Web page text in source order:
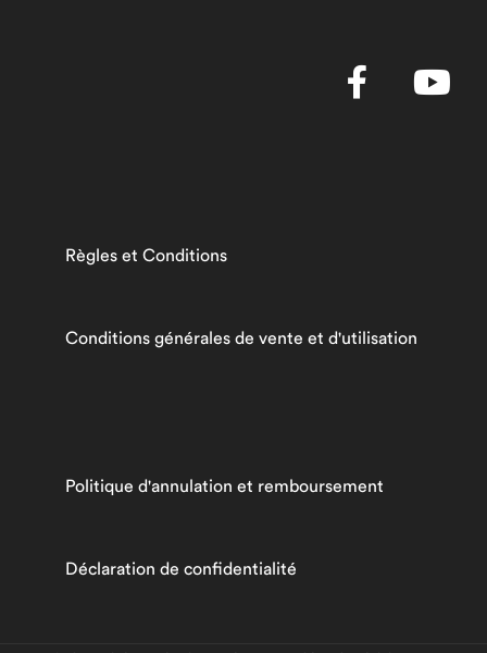
Règles et Conditions
Conditions générales de vente et d'utilisation
Politique d'annulation et remboursement
Déclaration de confidentialité